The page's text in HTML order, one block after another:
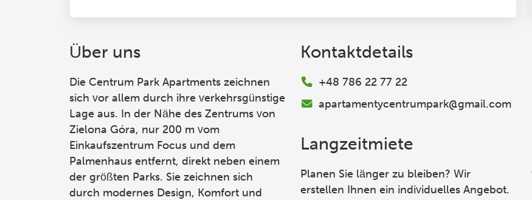
Über uns
Die Centrum Park Apartments zeichnen
sich vor allem durch ihre verkehrsgünstige
Lage aus. In der Nähe des Zentrums von
Zielona Góra, nur 200 m vom
Einkaufszentrum Focus und dem
Palmenhaus entfernt, direkt neben einem
der größten Parks. Sie zeichnen sich
durch modernes Design, Komfort und
Kontaktdetails
+48 786 22 77 22
apartamentycentrumpark@gmail.com
Langzeitmiete
Planen Sie länger zu bleiben? Wir
erstellen Ihnen ein individuelles Angebot.